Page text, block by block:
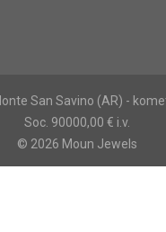
San Savino (AR) -
Soc. 90000,00 € i.v.
© 2026 Moun Jewels